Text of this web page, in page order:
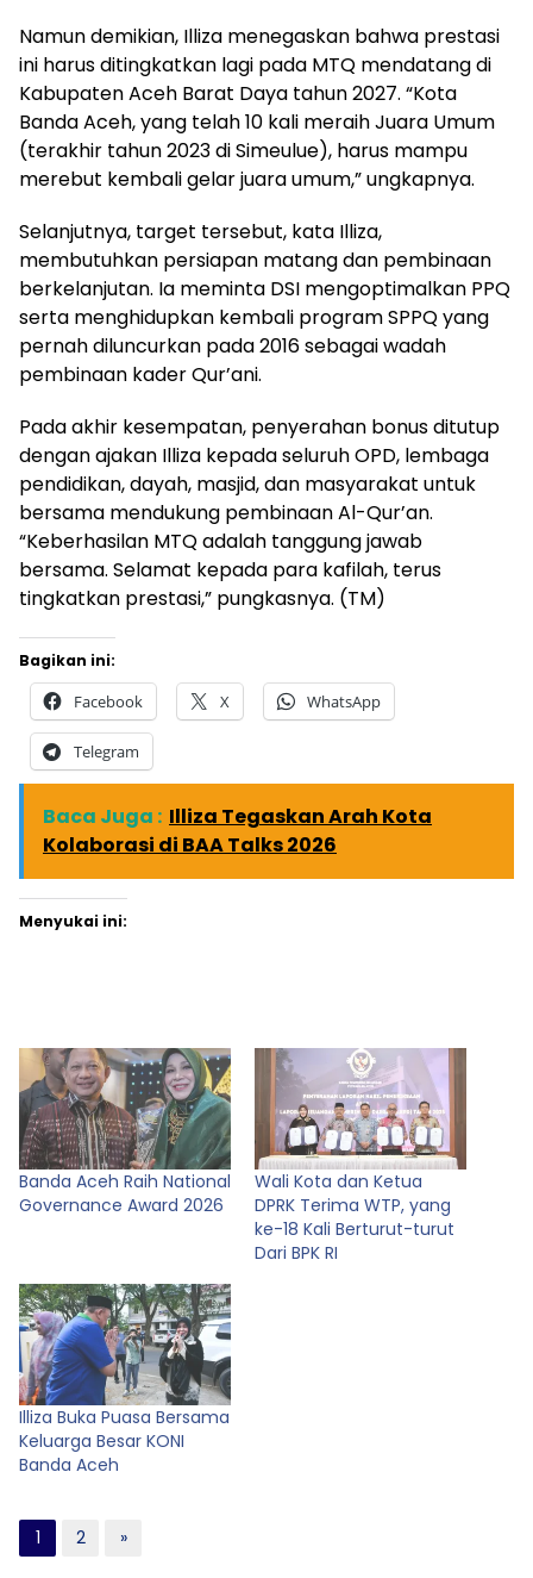
Namun demikian, Illiza menegaskan bahwa prestasi
ini harus ditingkatkan lagi pada MTQ mendatang di
Kabupaten Aceh Barat Daya tahun 2027. “Kota
Banda Aceh, yang telah 10 kali meraih Juara Umum
(terakhir tahun 2023 di Simeulue), harus mampu
merebut kembali gelar juara umum,” ungkapnya.
Selanjutnya, target tersebut, kata Illiza,
membutuhkan persiapan matang dan pembinaan
berkelanjutan. Ia meminta DSI mengoptimalkan PPQ
serta menghidupkan kembali program SPPQ yang
pernah diluncurkan pada 2016 sebagai wadah
pembinaan kader Qur’ani.
Pada akhir kesempatan, penyerahan bonus ditutup
dengan ajakan Illiza kepada seluruh OPD, lembaga
pendidikan, dayah, masjid, dan masyarakat untuk
bersama mendukung pembinaan Al-Qur’an.
“Keberhasilan MTQ adalah tanggung jawab
bersama. Selamat kepada para kafilah, terus
tingkatkan prestasi,” pungkasnya. (TM)
Bagikan ini:
Facebook X WhatsApp
Telegram
Baca Juga : Illiza Tegaskan Arah Kota
Kolaborasi di BAA Talks 2026
Menyukai ini:
Banda Aceh Raih National
Governance Award 2026
Wali Kota dan Ketua
DPRK Terima WTP, yang
ke-18 Kali Berturut-turut
Dari BPK RI
Illiza Buka Puasa Bersama
Keluarga Besar KONI
Banda Aceh
1 2 »